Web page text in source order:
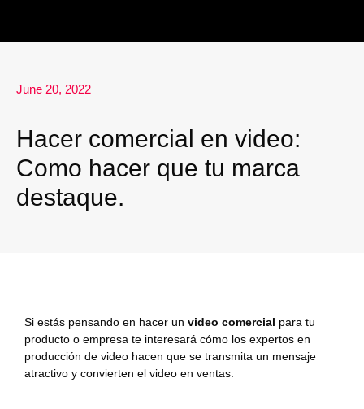
June 20, 2022
Hacer comercial en video:
Como hacer que tu marca
destaque.
Si estás pensando en hacer un video comercial para tu
producto o empresa te interesará cómo los expertos en
producción de video hacen que se transmita un mensaje
atractivo y convierten el video en ventas.